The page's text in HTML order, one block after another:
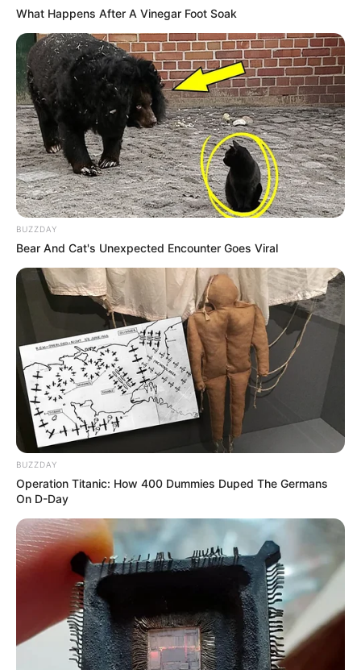
What Happens After A Vinegar Foot Soak
BUZZDAY
Bear And Cat's Unexpected Encounter Goes Viral
BUZZDAY
Operation Titanic: How 400 Dummies Duped The Germans
On D-Day